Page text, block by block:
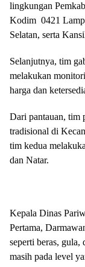
lingkungan
Kodim 0421
Selatan, serta
Selanjutnya, tim
melakukan
harga dan
Dari pantauan, tim
tradisional di
tim kedua
dan Natar.
Kepala Dinas
Pertama,
seperti beras, gula,
masih pada level